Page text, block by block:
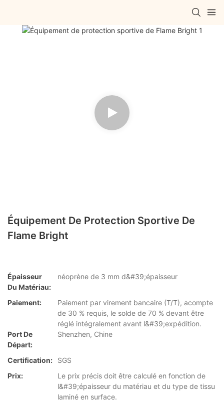
Équipement De Protection Sportive De
Flame Bright
Épaisseur
Du Matériau:
néoprène de 3 mm d&#39;épaisseur
Paiement:
Paiement par virement bancaire (T/T), acompte
de 30 % requis, le solde de 70 % devant être
réglé intégralement avant l&#39;expédition.
Port De
Départ:
Shenzhen, Chine
Certification:
SGS
Prix:
Le prix précis doit être calculé en fonction de
l&#39;épaisseur du matériau et du type de tissu
laminé en surface.